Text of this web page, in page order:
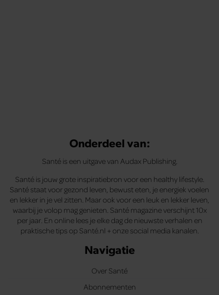
Onderdeel van:
Santé is een uitgave van Audax Publishing.
Santé is jouw grote inspiratiebron voor een healthy lifestyle.
Santé staat voor gezond leven, bewust eten, je energiek voelen
en lekker in je vel zitten. Maar ook voor een leuk en lekker leven,
waarbij je volop mag genieten. Santé magazine verschijnt 10x
per jaar. En online lees je elke dag de nieuwste verhalen en
praktische tips op Santé.nl + onze social media kanalen.
Navigatie
Over Santé
Abonnementen